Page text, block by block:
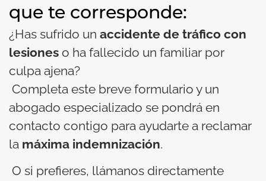
que te corresponde:
¿Has sufrido un accidente de tráfico con
lesiones o ha fallecido un familiar por
culpa ajena?
Completa este breve formulario y un
abogado especializado se pondrá en
contacto contigo para ayudarte a reclamar
la máxima indemnización.
O si prefieres, llámanos directamente